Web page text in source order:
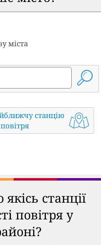
міста
станцію
станції
повітря у